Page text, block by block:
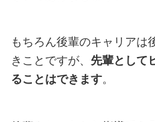
もちろん後輩のキャリアは
きことですが、 先輩として
ることはできます。